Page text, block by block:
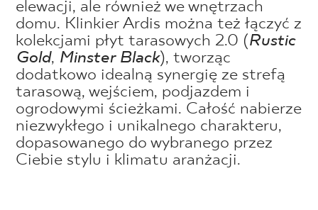
elewacji, ale również we wnętrzach
domu. Klinkier Ardis można też łączyć z
kolekcjami płyt tarasowych 2.0 (Rustic
Gold, Minster Black), tworząc
dodatkowo idealną synergię ze strefą
tarasową, wejściem, podjazdem i
ogrodowymi ścieżkami. Całość nabierze
niezwykłego i unikalnego charakteru,
dopasowanego do wybranego przez
Ciebie stylu i klimatu aranżacji.